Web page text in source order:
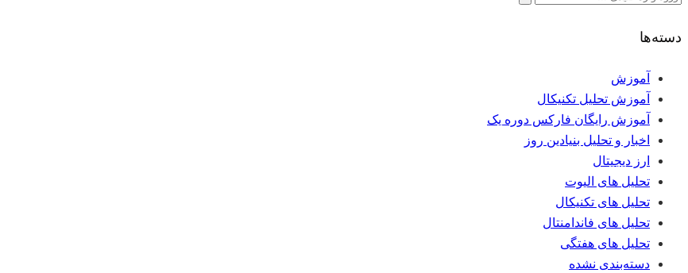
دسته‌ها
آموزش
آموزش تحلیل تکنیکال
آموزش رایگان فارکس دوره یک
اخبار و تحلیل بنیادین روز
ارز دیجیتال
تحلیل های الیوت
تحلیل های تکنیکال
تحلیل های فاندامنتال
تحلیل های هفتگی
دسته‌بندی نشده